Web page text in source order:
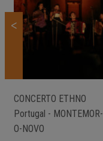
<
CONCERTO ETHNO
Portugal - MONTEMOR-
O-NOVO